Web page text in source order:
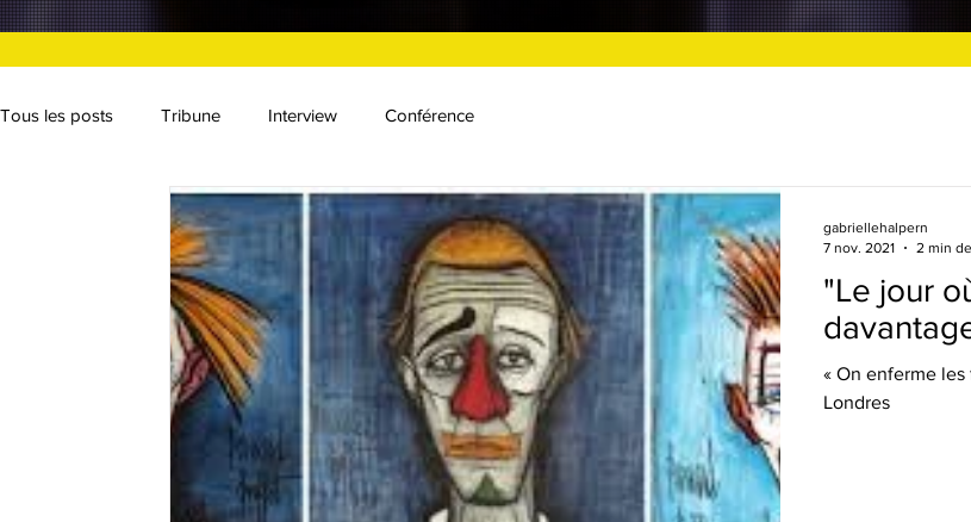
Tous les posts Tribune Interview Conférence
"Le jour
« On enferme
Londres
gabriellehalpern
7 nov. 2021
2 min